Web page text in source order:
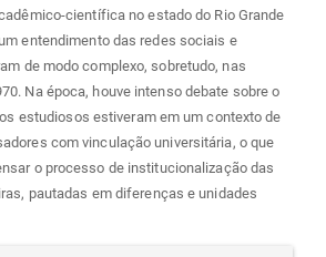
científica no estado do Rio Grande
entendimento das redes sociais e
de modo complexo, sobretudo, nas
Na época, houve intenso debate sobre o
estudiosos estiveram em um contexto de
com vinculação universitária, o que
o processo de institucionalização das
pautadas em diferenças e unidades